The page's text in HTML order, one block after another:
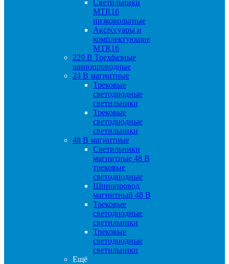
Светильники
MTR16
низковольтные
Аксессуары и
комплектующие
MTR16
220 B Трехфазные
шинопроводные
24 B магнитные
Трековые
светодиодные
светильники
Трековые
светодиодные
светильники
48 B магнитные
Светильники
магнитные 48 В
трековые
светодиодные
Шинопровод
магнитный 48 В
Трековые
светодиодные
светильники
Трековые
светодиодные
светильники
Ещё